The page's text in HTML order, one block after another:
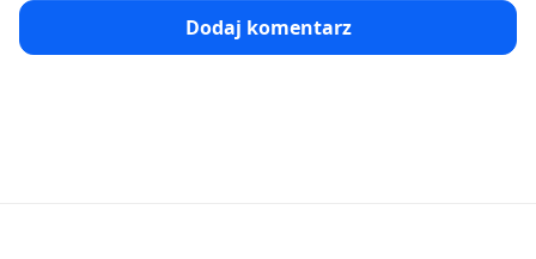
Dodaj komentarz